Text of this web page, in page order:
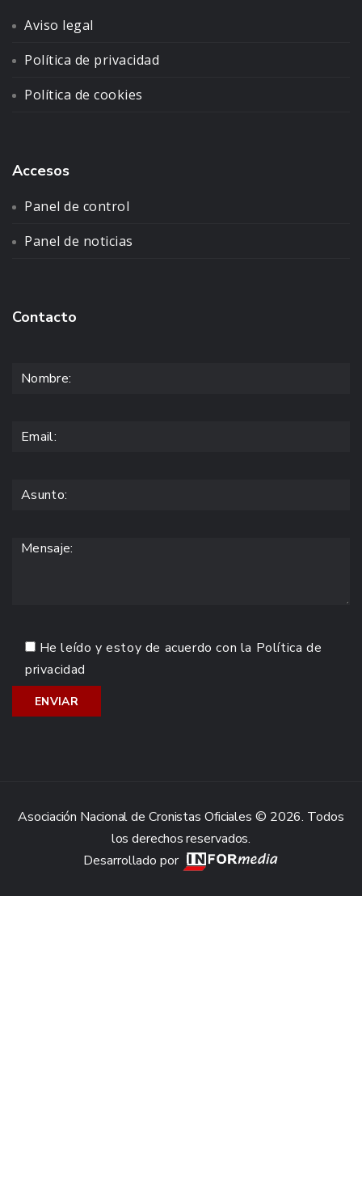
Aviso legal
Política de privacidad
Política de cookies
Accesos
Panel de control
Panel de noticias
Contacto
He leído y estoy de acuerdo con la Política de
privacidad
Asociación Nacional de Cronistas Oficiales © 2026. Todos
los derechos reservados.
Desarrollado por